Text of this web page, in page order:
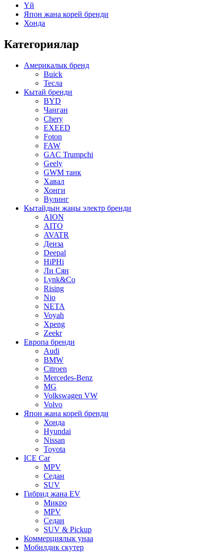
Үй
Япон жана корей бренди
Хонда
Категориялар
Америкалык бренд
Buick
Тесла
Кытай бренди
BYD
Чанган
Chery
EXEED
Foton
FAW
GAC Trumpchi
Geely
GWM танк
Хавал
Хонги
Вулинг
Кытайдын жаңы электр бренди
AION
AITO
AVATR
Денза
Deepal
HiPHi
Ли Сян
Lynk&Co
Rising
Nio
NETA
Voyah
Xpeng
Zeekr
Европа бренди
Audi
BMW
Citroen
Mercedes-Benz
MG
Volkswagen VW
Volvo
Япон жана корей бренди
Хонда
Hyundai
Nissan
Toyota
ICE Car
MPV
Седан
SUV
Гибрид жана EV
Микро
MPV
Седан
SUV & Pickup
Коммерциялык унаа
Мобилдик скутер